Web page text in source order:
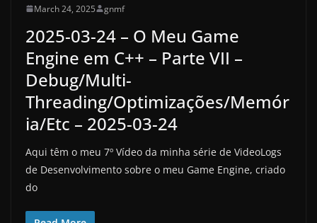
March 24, 2025 gnmf
2025-03-24 – O Meu Game
Engine em C++ – Parte VII –
Debug/Multi-
Threading/Optimizações/Memór
ia/Etc – 2025-03-24
Aqui têm o meu 7º Vídeo da minha série de VideoLogs
de Desenvolvimento sobre o meu Game Engine, criado
do